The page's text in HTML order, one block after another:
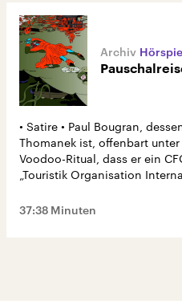
• Satire • Paul Bougran,
Thomanek ist, offenbart
Voodoo-Ritual, dass er ein
„Touristik Organisation
37:38 Minuten